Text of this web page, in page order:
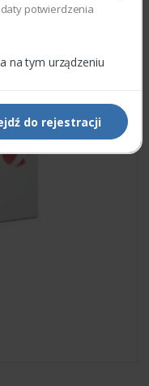
potwierdzenia
na tym urządzeniu
do rejestracji